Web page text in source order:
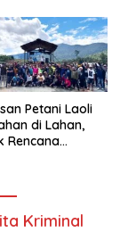
Kepada
dan
di Kelurahan
Petani Laoli
di Lahan,
Rencana
Kriminal